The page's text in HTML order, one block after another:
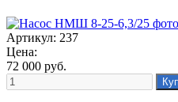
Артикул: 237
Цена:
72 000 руб.